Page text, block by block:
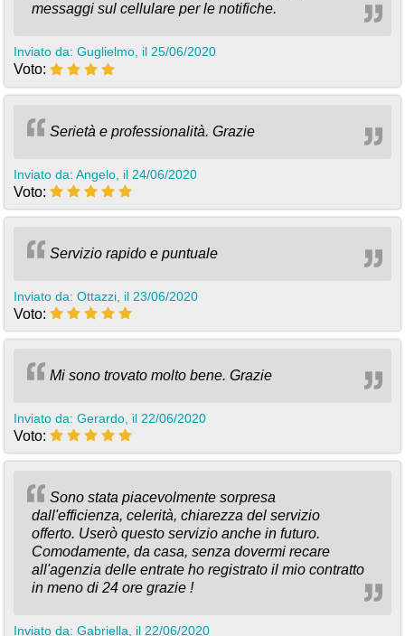
messaggi sul cellulare per le notifiche.
Inviato da: Guglielmo, il 25/06/2020
Voto:
Serietà e professionalità. Grazie
Inviato da: Angelo, il 24/06/2020
Voto:
Servizio rapido e puntuale
Inviato da: Ottazzi, il 23/06/2020
Voto:
Mi sono trovato molto bene. Grazie
Inviato da: Gerardo, il 22/06/2020
Voto:
Sono stata piacevolmente sorpresa
dall'efficienza, celerità, chiarezza del servizio
offerto. Userò questo servizio anche in futuro.
Comodamente, da casa, senza dovermi recare
all'agenzia delle entrate ho registrato il mio contratto
in meno di 24 ore grazie !
Inviato da: Gabriella, il 22/06/2020